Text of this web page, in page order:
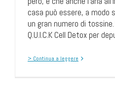
casa può essere, a modo
un gran numero di
Q.U.I.C.K Cell Detox per
> Continua a leggere